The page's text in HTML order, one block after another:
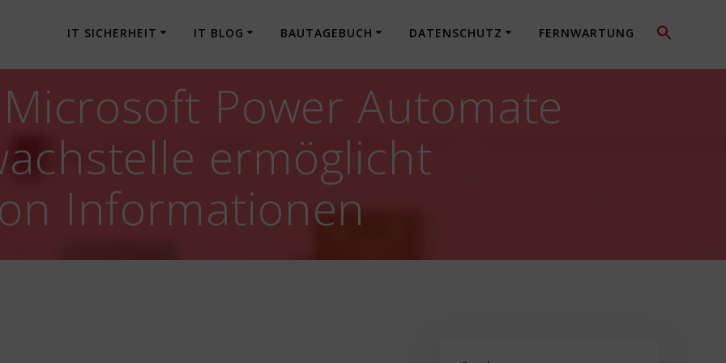
IT SICHERHEIT IT BLOG BAUTAGEBUCH DATENSCHUTZ FERNWARTUNG
Power Automate
ermöglicht
Informationen